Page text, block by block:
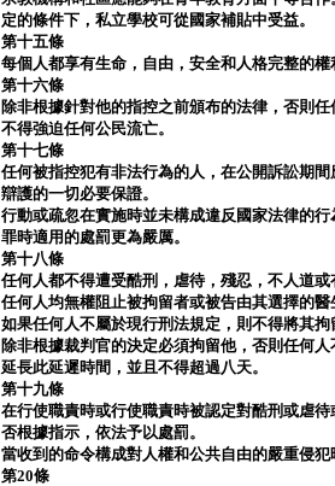
定的條件下，私立學校可從國家補貼中受益。
第十五條
每個人都享有生命，自由，安全和人格完整的權
第十六條
除非根據針對他的指控之前頒布的法律，否則任
不得強迫任何公民流亡。
第十七條
任何被指控犯有非法行為的人，在公開訴訟期
辯護的一切必要保證。
行動或疏忽在實施時並未構成違反國家法律的
罪時適用的處罰更為嚴厲。
第十八條
任何人都不得遭受酷刑，虐待，殘忍，不人道或
任何人均無權阻止被拘留者或被告由其選擇的醫
如果任何人不屬於現行刑法規定，則不得將其拘
除非根據裁判官的決定必須拘留他，否則任何
延長此延遲時間，並且不得超過八天。
第十九條
在行使職責時或行使職責時被認定對酷刑或虐
否根據指示，依法予以處罰。
當收到的命令構成對人權和公共自由的嚴重侵
第20條